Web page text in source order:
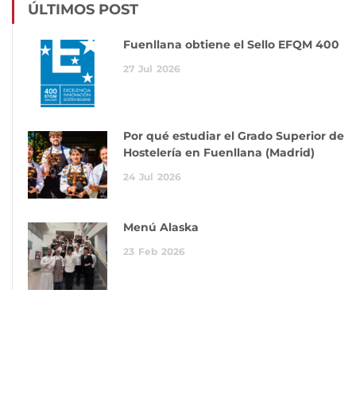
ÚLTIMOS POST
Fuenllana obtiene el Sello EFQM 400
27 Jul 2026
Por qué estudiar el Grado Superior de
Hostelería en Fuenllana (Madrid)
24 Jul 2026
Menú Alaska
23 Feb 2026